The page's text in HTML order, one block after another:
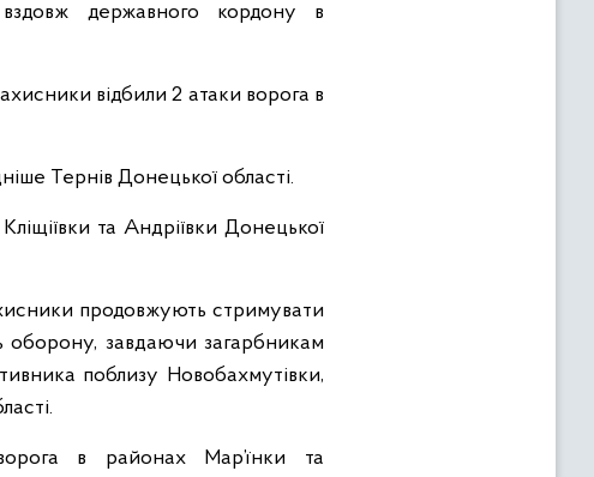
вздовж державного кордону в
відбили 2 атаки ворога в
Тернів Донецької області.
та Андріївки Донецької
продовжують стримувати
оборону, завдаючи загарбникам
поблизу Новобахмутівки,
в районах Мар’їнки та